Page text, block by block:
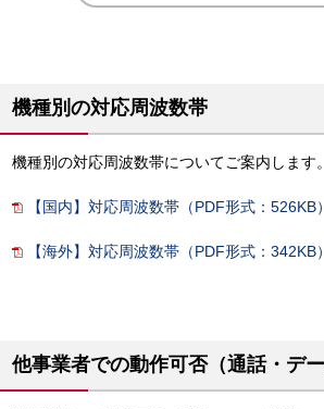
機種別の対応周波数帯
機種別の対応周波数帯についてご案内します。
【国内】対応周波数帯（PDF形式：526KB）
【海外】対応周波数帯（PDF形式：342KB）
他事業者での動作可否（通話・デー